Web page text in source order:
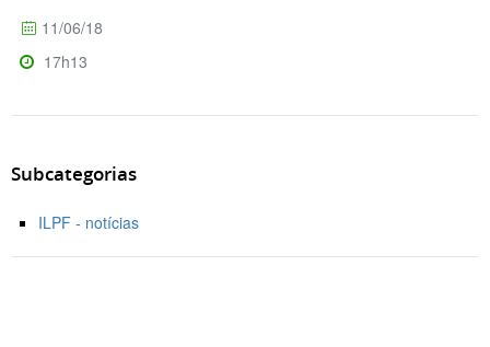
11/06/18
17h13
Subcategorias
ILPF - notícias